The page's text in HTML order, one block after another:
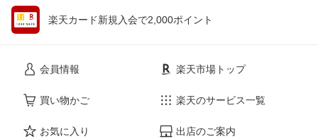
楽天カード新規入会で2,000ポイント
会員情報
買い物かご
お気に入り
楽天市場トップ
楽天のサービス一覧
出店のご案内